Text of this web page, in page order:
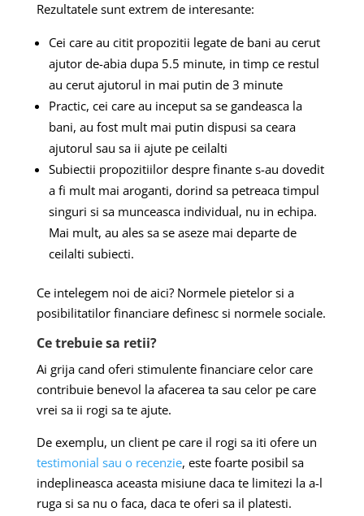
Rezultatele sunt extrem de interesante:
Cei care au citit propozitii legate de bani au cerut
ajutor de-abia dupa 5.5 minute, in timp ce restul
au cerut ajutorul in mai putin de 3 minute
Practic, cei care au inceput sa se gandeasca la
bani, au fost mult mai putin dispusi sa ceara
ajutorul sau sa ii ajute pe ceilalti
Subiectii propozitiilor despre finante s-au dovedit
a fi mult mai aroganti, dorind sa petreaca timpul
singuri si sa munceasca individual, nu in echipa.
Mai mult, au ales sa se aseze mai departe de
ceilalti subiecti.
Ce intelegem noi de aici? Normele pietelor si a
posibilitatilor financiare definesc si normele sociale.
Ce trebuie sa retii?
Ai grija cand oferi stimulente financiare celor care
contribuie benevol la afacerea ta sau celor pe care
vrei sa ii rogi sa te ajute.
De exemplu, un client pe care il rogi sa iti ofere un
testimonial sau o recenzie, este foarte posibil sa
indeplineasca aceasta misiune daca te limitezi la a-l
ruga si sa nu o faca, daca te oferi sa il platesti.